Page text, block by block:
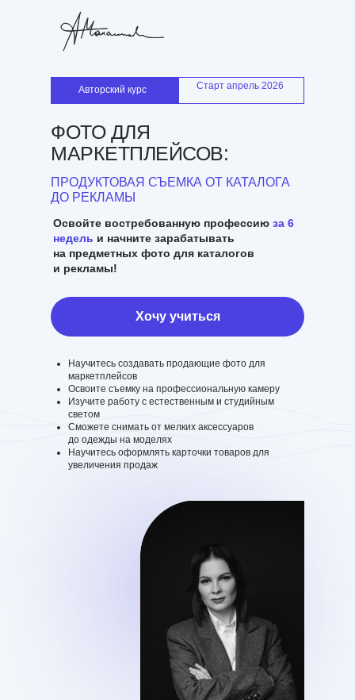
Авторский курс Старт апрель 2026
ПРОДУКТОВАЯ СЪЕМКА ОТ КАТАЛОГА
ДО РЕКЛАМЫ
ФОТО ДЛЯ
МАРКЕТПЛЕЙСОВ:
Научитесь создавать продающие фото для
маркетплейсов
Освоите съемку на профессиональную камеру
Изучите работу с естественным и студийным
светом
Сможете снимать от мелких аксессуаров
до одежды на моделях
Научитесь оформлять карточки товаров для
увеличения продаж
Освойте востребованную профессию за 6
недель и начните зарабатывать
на предметных фото для каталогов
и рекламы!
Хочу учиться